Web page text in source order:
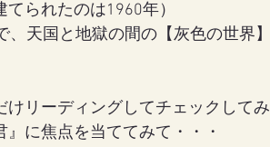
られたのは1960年）
、天国と地獄の間の【灰色の世界
リーディングしてチェックしてみ
』に焦点を当ててみて・・・